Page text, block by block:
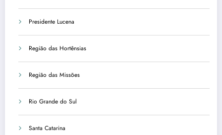
Presidente Lucena
Região das Hortênsias
Região das Missões
Rio Grande do Sul
Santa Catarina